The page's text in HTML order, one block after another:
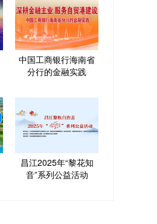
中国工商银行海南省
分行的金融实践
昌江2025年“黎花知
音”系列公益活动